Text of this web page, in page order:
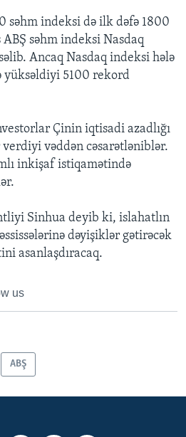
səhm indeksi də ilk dəfə 1800
ABŞ səhm indeksi Nasdaq
Ancaq Nasdaq indeksi hələ
5100 rekord
Çinin iqtisadi azadlığı
vəddən cəsarətləniblər.
inkişaf istiqamətində
Sinhua deyib ki, islahatlın
dəyişiklər gətirəcək
asanlaşdıracaq.
us
ABŞ